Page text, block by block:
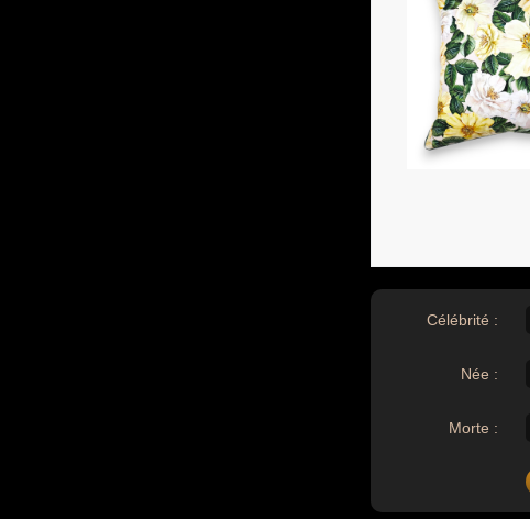
Célébrité :
Née :
Morte :